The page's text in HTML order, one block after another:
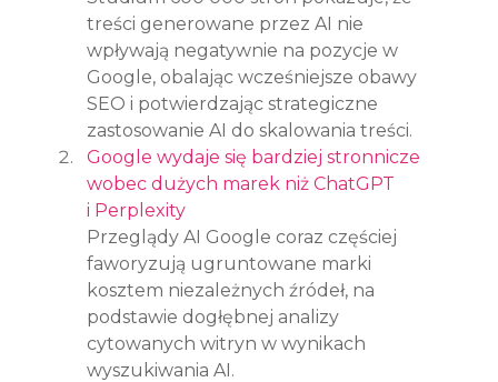
treści generowane przez AI nie
wpływają negatywnie na pozycje w
Google, obalając wcześniejsze obawy
SEO i potwierdzając strategiczne
zastosowanie AI do skalowania treści.
Google wydaje się bardziej stronnicze
wobec dużych marek niż ChatGPT
i Perplexity
Przeglądy AI Google coraz częściej
faworyzują ugruntowane marki
kosztem niezależnych źródeł, na
podstawie dogłębnej analizy
cytowanych witryn w wynikach
wyszukiwania AI.